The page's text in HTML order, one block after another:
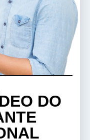
DO